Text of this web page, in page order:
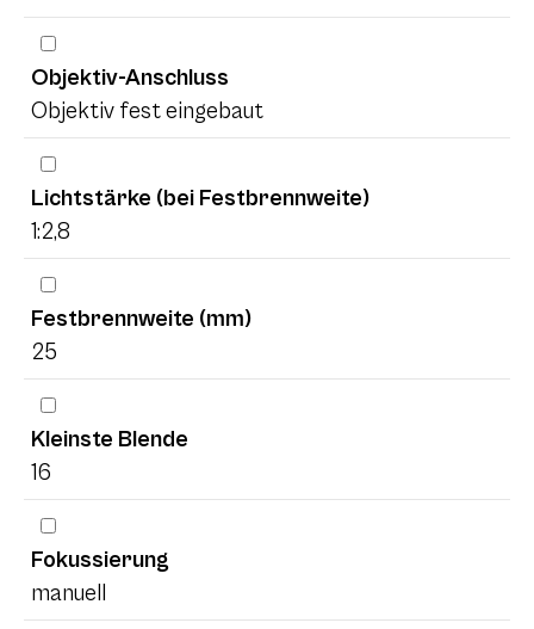
Objektiv-Anschluss
Objektiv fest eingebaut
Lichtstärke (bei Festbrennweite)
1:2,8
Festbrennweite (mm)
25
Kleinste Blende
16
Fokussierung
manuell